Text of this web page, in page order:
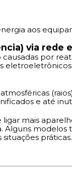
aos
via rede
por
e até
mais
práticas.